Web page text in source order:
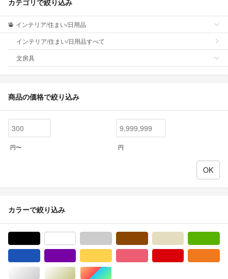
カテゴリで絞り込み
インテリア/住まい/日用品
インテリア/住まい/日用品すべて
文房具
商品の価格で絞り込み
円〜 円
カラーで絞り込み
シルバー/銀色系ゴールド/金色系マルチカラー